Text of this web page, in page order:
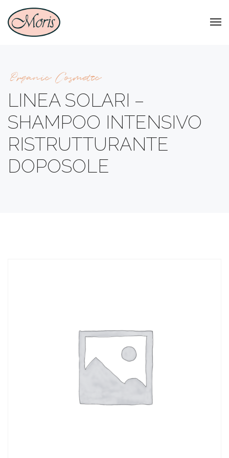
Organic Cosmetic
LINEA SOLARI –
SHAMPOO INTENSIVO
RISTRUTTURANTE
DOPOSOLE